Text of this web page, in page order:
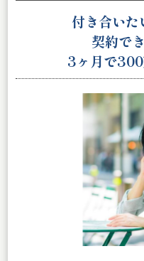
付き合いた
契約で
3ヶ月で30